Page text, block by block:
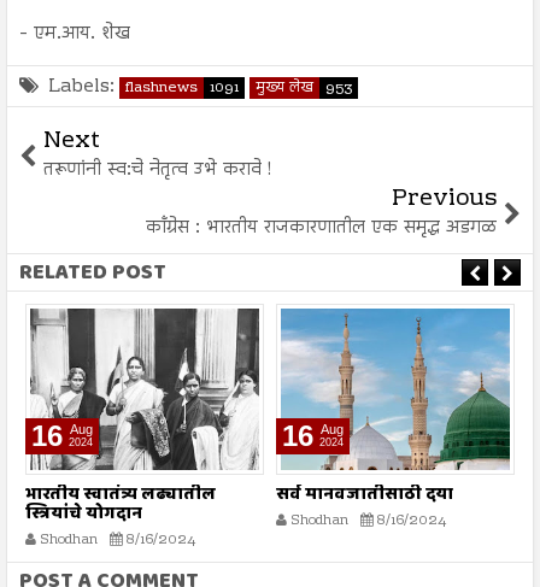
- एम.आय. शेख
Labels: flashnews 1091 मुख्य लेख 953
Next
तरूणांनी स्व:चे नेतृत्व उभे करावे !
Previous
काँग्रेस : भारतीय राजकारणातील एक समृद्ध अडगळ
RELATED POST
16 Aug
2024
भारतीय स्वातंत्र्य लढ्यातील
स्त्रियांचे योगदान
Shodhan 8/16/2024
16 Aug
2024
सर्व मानवजातीसाठी दया
Shodhan 8/16/2024